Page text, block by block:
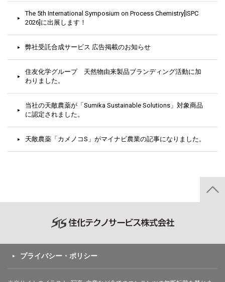
The 5th International Symposium on Process Chemistry[ISPC
2026]に出展します！
弊社受託合成サービス 広告掲載のお知らせ
住友化学グループ 天然物由来製品ブランディング活動に加
わりました。
当社の天敵農薬が「Sumika Sustainable Solutions」対象商品
に認定されました。
天敵農薬「カメノコS」がマイナビ農業の記事になりました。
プライバシー・ポリシー